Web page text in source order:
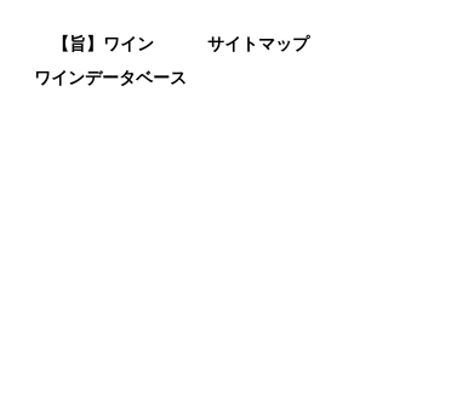
【旨】ワイン
サイトマップ
ワインデータベース